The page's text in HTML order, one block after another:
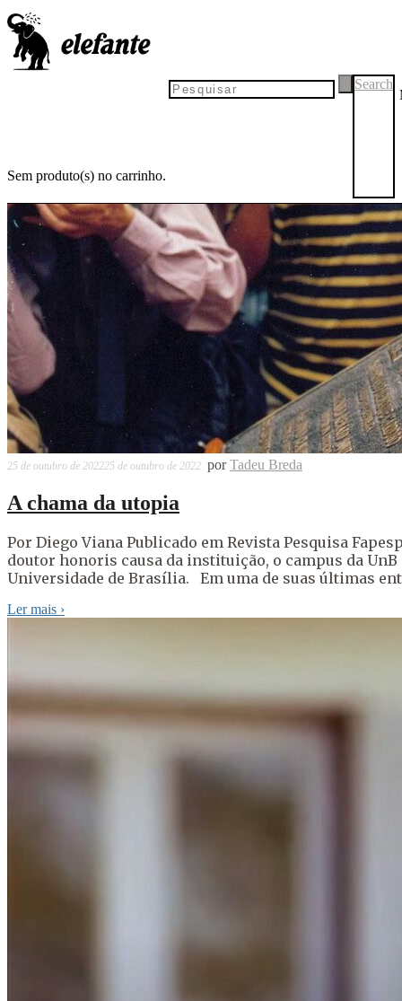
Sem produto(s) no carrinho.
Search
25 de outubro de 202225 de outubro de 2022 porTadeu Breda
A chama da utopia
Por Diego Viana Publicado em Revista Pesquisa
doutor honoris causa da instituição, o campus da
Universidade de Brasília. Em uma de suas últimas
Ler mais ›